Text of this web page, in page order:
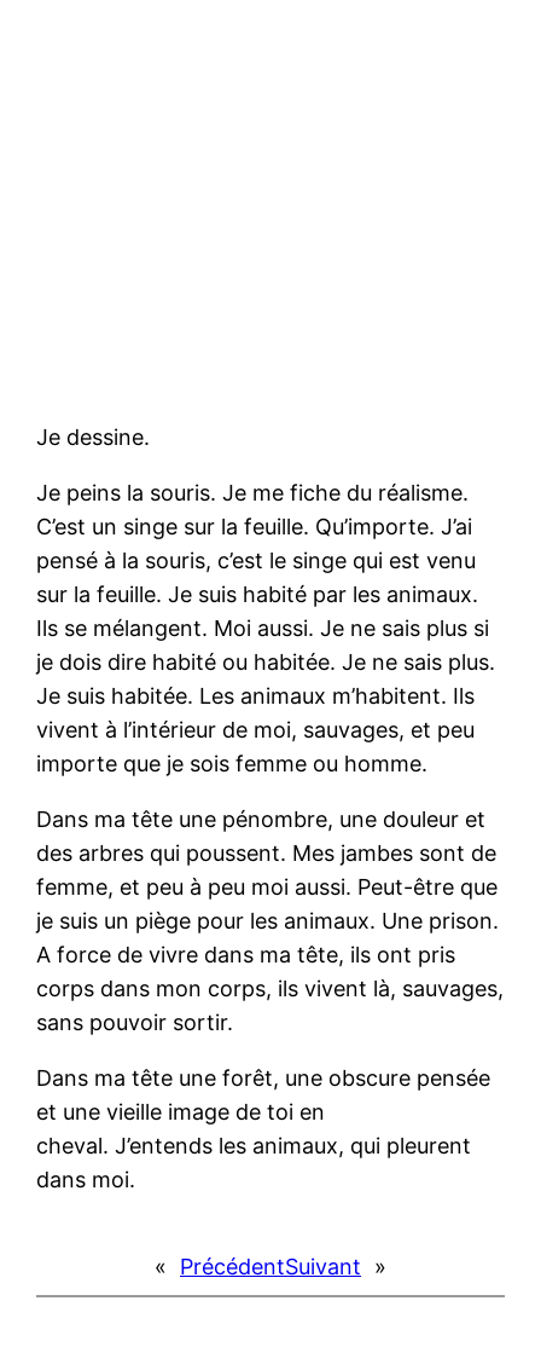
Je dessine.
Je peins la souris. Je me fiche du réalisme.
C’est un singe sur la feuille. Qu’importe. J’ai
pensé à la souris, c’est le singe qui est venu
sur la feuille. Je suis habité par les animaux.
Ils se mélangent. Moi aussi. Je ne sais plus si
je dois dire habité ou habitée. Je ne sais plus.
Je suis habitée. Les animaux m’habitent. Ils
vivent à l’intérieur de moi, sauvages, et peu
importe que je sois femme ou homme.
Dans ma tête une pénombre, une douleur et
des arbres qui poussent. Mes jambes sont de
femme, et peu à peu moi aussi. Peut-être que
je suis un piège pour les animaux. Une prison.
A force de vivre dans ma tête, ils ont pris
corps dans mon corps, ils vivent là, sauvages,
sans pouvoir sortir.
Dans ma tête une forêt, une obscure pensée
et une vieille image de toi en
cheval. J’entends les animaux, qui pleurent
dans moi.
« PrécédentSuivant »